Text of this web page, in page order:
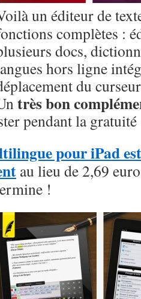
un éditeur de
complètes :
docs,
hors ligne
du
très bon
pendant la
pour iPad
au lieu de 2,69
!